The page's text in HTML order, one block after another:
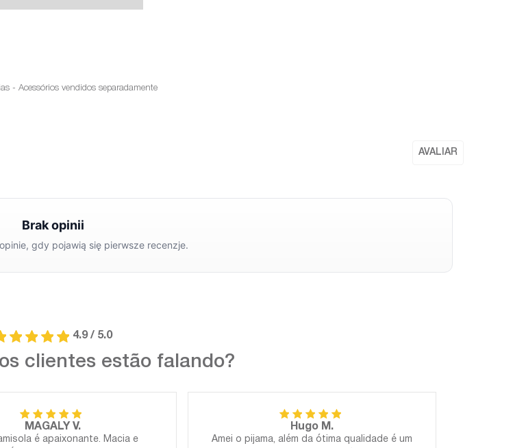
- Acessórios vendidos separadamente
4.9 / 5.0
clientes estão falando?
MAGALY V.
é apaixonante. Macia e
Hugo M.
Amei o pijama, além da ótima qualidade é um